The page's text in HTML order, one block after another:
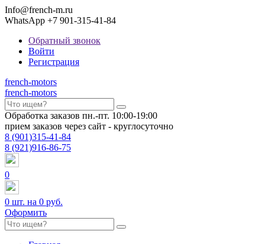
Info@french-m.ru
WhatsApp +7 901-315-41-84
Обратный звонок
Войти
Регистрация
french-motors
french-motors
Обработка заказов пн.-пт. 10:00-19:00
прием заказов через сайт - круглосуточно
8 (901)315-41-84
8 (921)916-86-75
0
0 шт. на 0 руб.
Оформить